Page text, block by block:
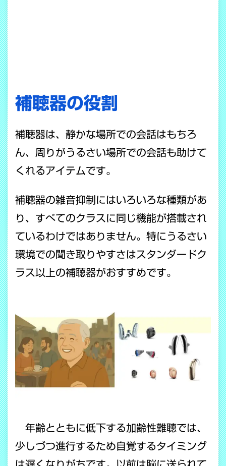
補聴器の役割
補聴器は、静かな場所での会話はもちろ
ん、周りがうるさい場所での会話も助けて
くれるアイテムです。
補聴器の雑音抑制にはいろいろな種類があ
り、すべてのクラスに同じ機能が搭載され
ているわけではありません。特にうるさい
環境での聞き取りやすさはスタンダードク
ラス以上の補聴器がおすすめです。
年齢とともに低下する加齢性難聴では、
少しづつ進行するため自覚するタイミング